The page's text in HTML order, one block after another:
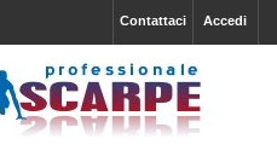
Accedi
Contattaci